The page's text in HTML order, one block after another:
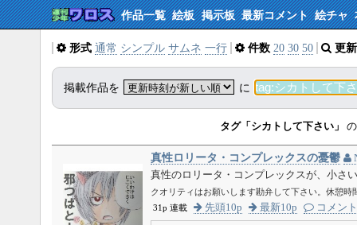
作品一覧 絵板 掲示板 最新コメント 絵チャ
形式 通常 シンプル サムネ 一行 件数 20 30 50 更
掲載作品を に
タグ「シカトして下さい」
真性ロリータ・コンプレックスの憂鬱
真性のロリータ・コンプレックスが、小さ
クオリティはお願いします勘弁して下さい。休憩
31p 連載
先頭10p 最新10p コメント